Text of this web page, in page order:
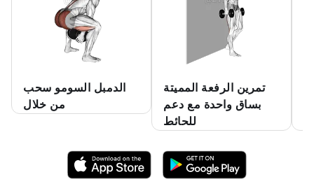
الدمبل السومو سحب
من خلال
تمرين الرفعة المميتة
بساق واحدة مع دعم
للحائط